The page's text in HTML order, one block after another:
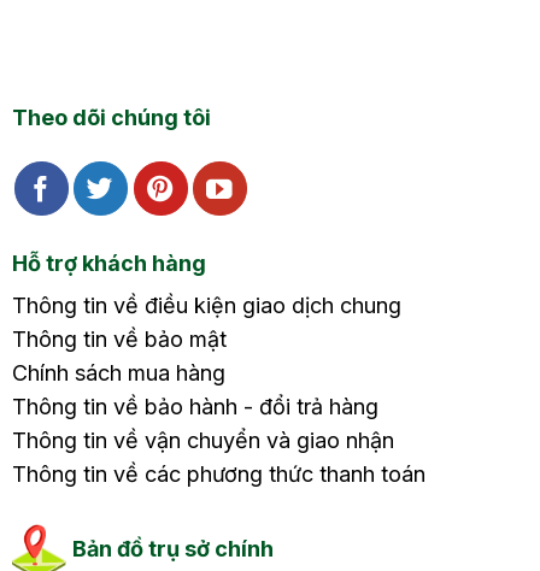
Theo dõi chúng tôi
Hỗ trợ khách hàng
Thông tin về điều kiện giao dịch chung
Thông tin về bảo mật
Chính sách mua hàng
Thông tin về bảo hành - đổi trả hàng
Thông tin về vận chuyển và giao nhận
Thông tin về các phương thức thanh toán
Bản đồ trụ sở chính